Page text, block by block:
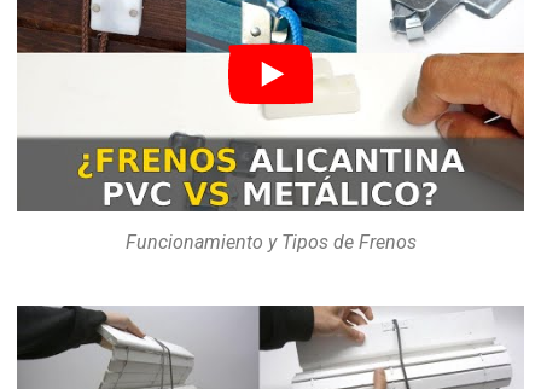
Funcionamiento y Tipos de Frenos